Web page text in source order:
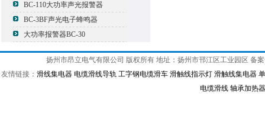
BC-110大功率声光报警器
BC-3BF声光电子蜂鸣器
大功率报警器BC-30
扬州市昂立电气有限公司 版权所有 地址：扬州市邗江区工业园区 备
友情链接： 滑线集电器 电缆滑线导轨 工字钢电缆滑车 滑触线指示灯 滑触线集电器
电缆滑线 轴承加热器